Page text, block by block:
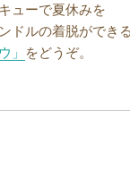
ューで夏休みを
ドルの着脱ができる
」
をどうぞ。